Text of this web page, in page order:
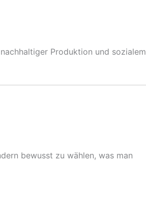
Produktion und sozialem
bewusst zu wählen, was man